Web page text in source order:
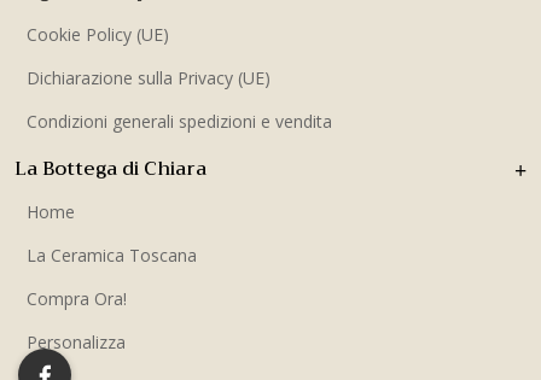
La Bottega di Chiara
Home
La Ceramica Toscana
Compra Ora!
Personalizza
Cookie Policy (UE)
Dichiarazione sulla Privacy (UE)
Condizioni generali spedizioni e vendita